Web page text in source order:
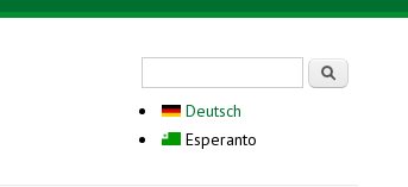
Deutsch
Esperanto